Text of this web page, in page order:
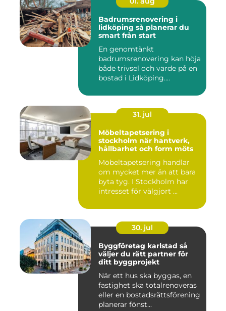
Badrumsrenovering i
lidköping så planerar du
smart från start
En genomtänkt
badrumsrenovering kan höja
både trivsel och värde på en
bostad i Lidköping.
31. jul
Möbeltapetsering i
stockholm när hantverk,
hållbarhet och form möts
Möbeltapetsering handlar
om mycket mer än att bara
byta tyg. I Stockholm har
intresset för välgjort ...
30. jul
Byggföretag karlstad så
väljer du rätt partner för
ditt byggprojekt
När ett hus ska byggas, en
fastighet ska totalrenoveras
eller en bostadsrättsförening
planerar fönst...